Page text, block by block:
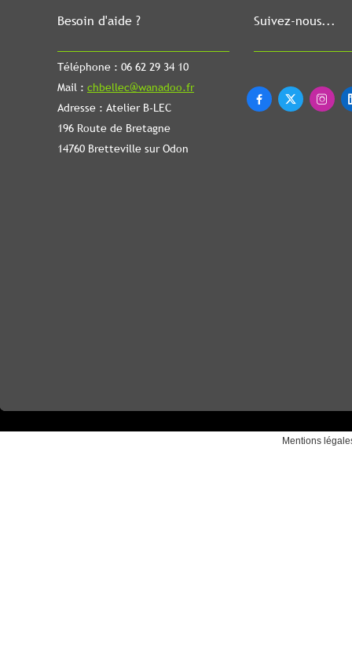
Besoin d'aide ?
Téléphone : 06 62 29 34 10
Mail : chbellec@wanadoo.fr
Adresse : Atelier B-LEC
196 Route de Bretagne
14760 Bretteville sur Odon
Suivez-nous...
  
Mentions